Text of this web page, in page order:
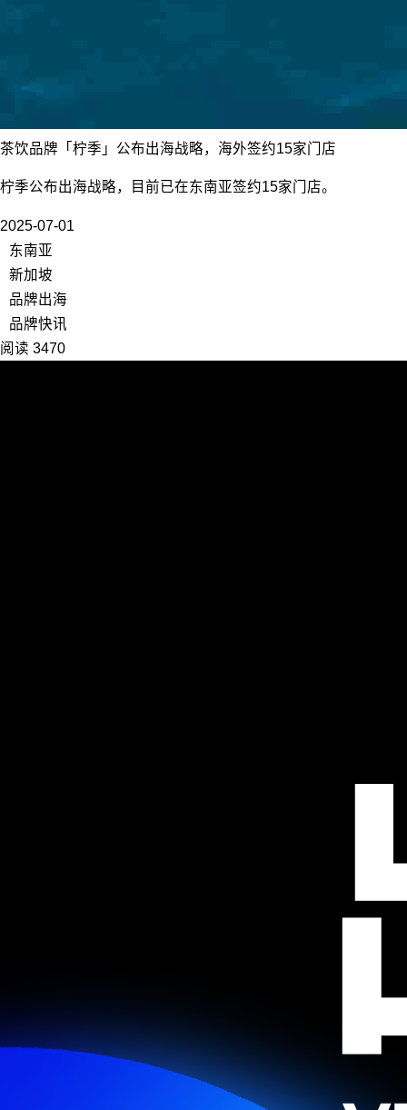
茶饮品牌「柠季」公布出海战略，海外签约15家门店
柠季公布出海战略，目前已在东南亚签约15家门店。
2025-07-01
东南亚
新加坡
品牌出海
品牌快讯
阅读 3470